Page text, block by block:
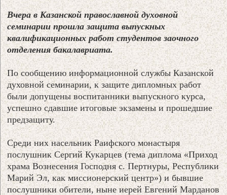
Вчера в Казанской православной духовной
семинарии прошла защита выпускных
квалификационных работ студентов заочного
отделения бакалавриата.
По сообщению информационной службы Казанской
духовной семинарии, к защите дипломных работ
были допущены воспитанники выпускного курса,
успешно сдавшие итоговые экзамены и прошедшие
предзащиту.
Среди них насельник Раифского монастыря
послушник Сергий Кукарцев (тема диплома «Приход
храма Вознесения Господня с. Пертнуры, Республики
Марий Эл, как миссионерский центр») и бывшие
послушники обители, ныне иерей Евгений Марданов